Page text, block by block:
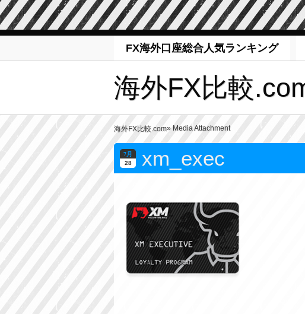
FX海外口座総合人気ランキング
海外FX比較
海外FX比較.com» Media Attachment
7月
28 xm_exec